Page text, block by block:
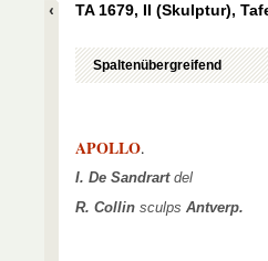
TA 1679, II (Skulptur),
Spaltenübergreifend
APOLLO.
I. De Sandrartdel
R. Collin sculps Antverp.